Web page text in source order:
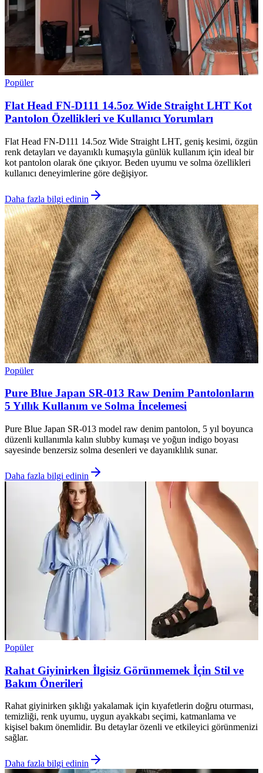
Popüler
Flat Head FN-D111 14.5oz Wide Straight LHT Kot
Pantolon Özellikleri ve Kullanıcı Yorumları
Flat Head FN-D111 14.5oz Wide Straight LHT, geniş kesimi, özgün
renk detayları ve dayanıklı kumaşıyla günlük kullanım için ideal bir
kot pantolon olarak öne çıkıyor. Beden uyumu ve solma özellikleri
kullanıcı deneyimlerine göre değişiyor.
Daha fazla bilgi edinin
Popüler
Pure Blue Japan SR-013 Raw Denim Pantolonların
5 Yıllık Kullanım ve Solma İncelemesi
Pure Blue Japan SR-013 model raw denim pantolon, 5 yıl boyunca
düzenli kullanımla kalın slubby kumaşı ve yoğun indigo boyası
sayesinde benzersiz solma desenleri ve dayanıklılık sunar.
Daha fazla bilgi edinin
Popüler
Rahat Giyinirken İlgisiz Görünmemek İçin Stil ve
Bakım Önerileri
Rahat giyinirken şıklığı yakalamak için kıyafetlerin doğru oturması,
temizliği, renk uyumu, uygun ayakkabı seçimi, katmanlama ve
kişisel bakım önemlidir. Bu detaylar özenli ve etkileyici görünmenizi
sağlar.
Daha fazla bilgi edinin